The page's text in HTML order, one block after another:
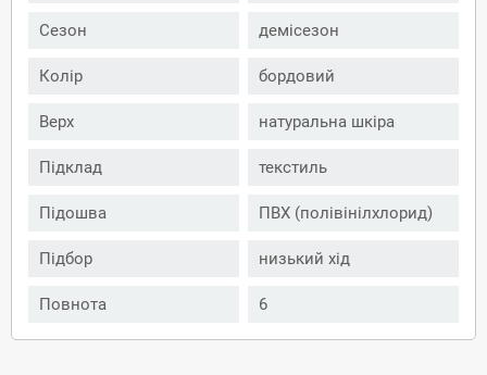
Сезон демісезон
Колір бордовий
Верх натуральна шкіра
Підклад текстиль
Підошва ПВХ (полівінілхлорид)
Підбор низький хід
Повнота 6